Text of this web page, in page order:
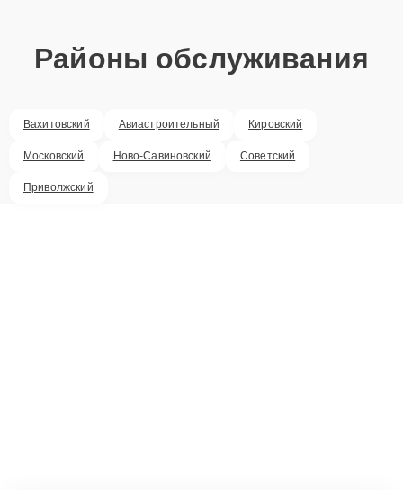
Районы обслуживания
Вахитовский Авиастроительный Кировский
Московский Ново-Савиновский Советский
Приволжский